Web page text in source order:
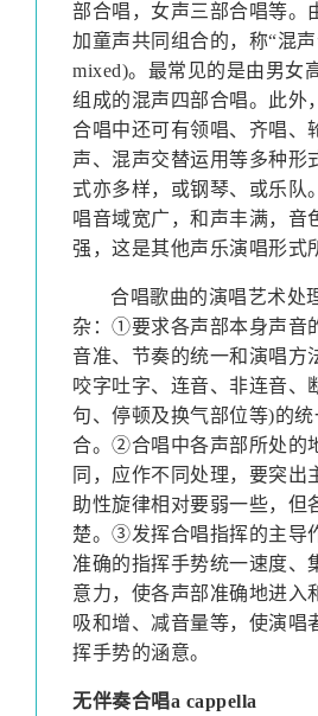
部合唱，女声三部合唱等。
加童声共同组合的，称“混
mixed)。最常见的是由男女
组成的混声四部合唱。此外
合唱中还可有领唱、齐唱、
声、混声交替运用等多种形
式亦多样，或钢琴、或乐队
唱音域宽广，和声丰满，音
强，这是其他声乐演唱形式
合唱歌曲的演唱艺术处
杂：①要求各声部本身声音
音准、节奏的统一和演唱方
咬字吐字、连音、非连音、
句、停顿及换气部位等)的
合。②合唱中各声部所处的
同，应作不同处理，要突出
助性旋律相对要弱一些，但
楚。③发挥合唱指挥的主导
准确的指挥手势统一速度、
意力，使各声部准确地进入
吸和增、减音量等，使演唱
挥手势的涵意。
无伴奏合唱a cappella